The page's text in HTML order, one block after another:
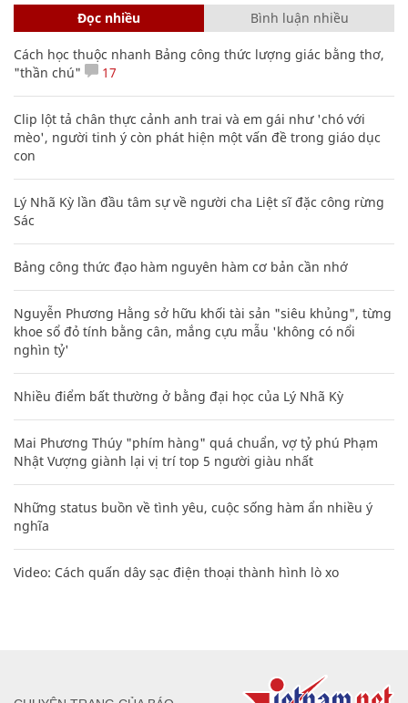
Đọc nhiều Bình luận nhiều
Cách học thuộc nhanh Bảng công thức lượng giác bằng thơ,
"thần chú"
17
Clip lột tả chân thực cảnh anh trai và em gái như 'chó với
mèo', người tinh ý còn phát hiện một vấn đề trong giáo dục
con
Lý Nhã Kỳ lần đầu tâm sự về người cha Liệt sĩ đặc công rừng
Sác
Bảng công thức đạo hàm nguyên hàm cơ bản cần nhớ
Nguyễn Phương Hằng sở hữu khối tài sản "siêu khủng", từng
khoe sổ đỏ tính bằng cân, mắng cựu mẫu 'không có nổi
nghìn tỷ'
Nhiều điểm bất thường ở bằng đại học của Lý Nhã Kỳ
Mai Phương Thúy "phím hàng" quá chuẩn, vợ tỷ phú Phạm
Nhật Vượng giành lại vị trí top 5 người giàu nhất
Những status buồn về tình yêu, cuộc sống hàm ẩn nhiều ý
nghĩa
Video: Cách quấn dây sạc điện thoại thành hình lò xo